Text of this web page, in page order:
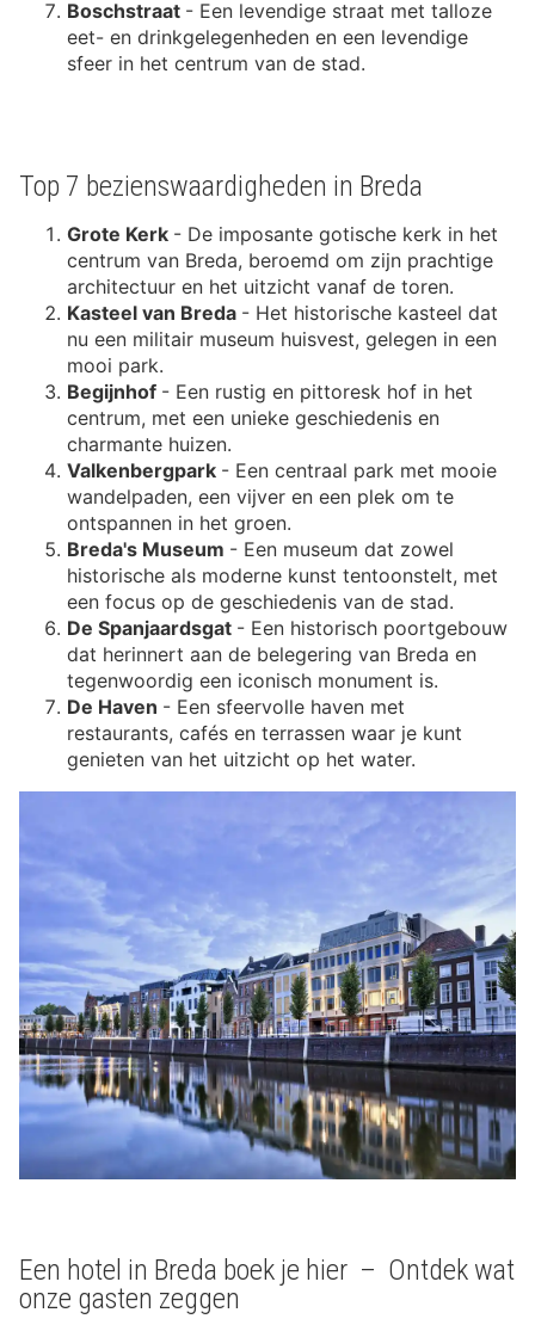
Boschstraat - Een levendige straat met talloze
eet- en drinkgelegenheden en een levendige
sfeer in het centrum van de stad.
Top 7 bezienswaardigheden in Breda
Grote Kerk - De imposante gotische kerk in het
centrum van Breda, beroemd om zijn prachtige
architectuur en het uitzicht vanaf de toren.
Kasteel van Breda - Het historische kasteel dat
nu een militair museum huisvest, gelegen in een
mooi park.
Begijnhof - Een rustig en pittoresk hof in het
centrum, met een unieke geschiedenis en
charmante huizen.
Valkenbergpark - Een centraal park met mooie
wandelpaden, een vijver en een plek om te
ontspannen in het groen.
Breda's Museum - Een museum dat zowel
historische als moderne kunst tentoonstelt, met
een focus op de geschiedenis van de stad.
De Spanjaardsgat - Een historisch poortgebouw
dat herinnert aan de belegering van Breda en
tegenwoordig een iconisch monument is.
De Haven - Een sfeervolle haven met
restaurants, cafés en terrassen waar je kunt
genieten van het uitzicht op het water.
Een hotel in Breda boek je hier – Ontdek wat
onze gasten zeggen